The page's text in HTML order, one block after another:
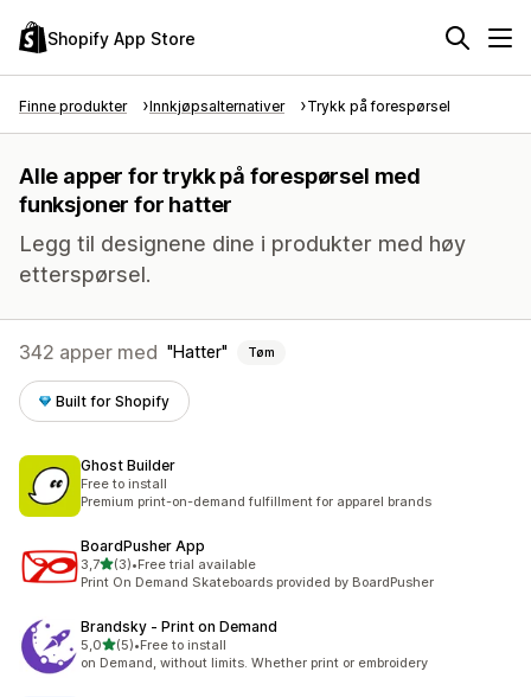
Shopify App Store
Finne produkter Innkjøpsalternativer Trykk på forespørsel
Alle apper for trykk på forespørsel med
funksjoner for hatter
Legg til designene dine i produkter med høy
etterspørsel.
342 apper med Hatter Tøm
Built for Shopify
Ghost Builder
Free to install
Premium print-on-demand fulfillment for apparel brands
BoardPusher App
3,7av 5 stjerner
(3)
Totalt 3 omtaler
•Free trial available
Print On Demand Skateboards provided by BoardPusher
Brandsky ‑ Print on Demand
5,0av 5 stjerner
(5)
Totalt 5 omtaler
•Free to install
on Demand, without limits. Whether print or embroidery